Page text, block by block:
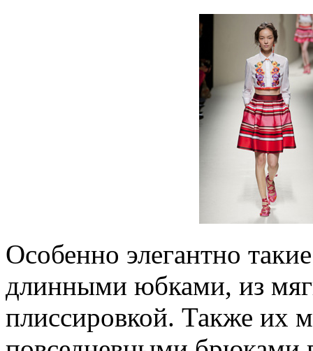
Особенно элегантно
длинными юбками, из
плиссировкой. Также их